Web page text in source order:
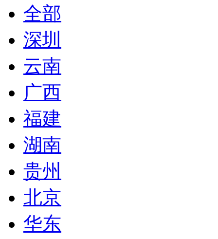
全部
深圳
云南
广西
福建
湖南
贵州
北京
华东